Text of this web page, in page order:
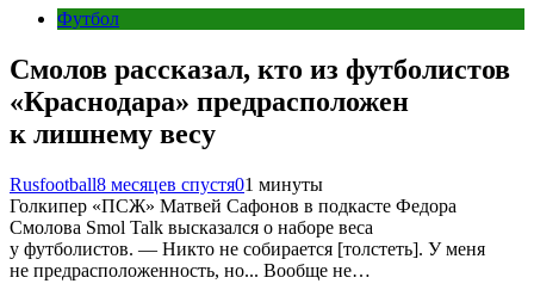
Футбол
Смолов рассказал, кто из футболистов
«Краснодара» предрасположен
к лишнему весу
Rusfootball8 месяцев спустя01 минуты
Голкипер «ПСЖ» Матвей Сафонов в подкасте Федора
Смолова Smol Talk высказался о наборе веса
у футболистов. — Никто не собирается [толстеть]. У меня
не предрасположенность, но... Вообще не…